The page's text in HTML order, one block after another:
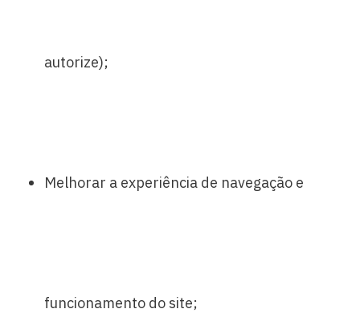
autorize);
Melhorar a experiência de navegação e
funcionamento do site;